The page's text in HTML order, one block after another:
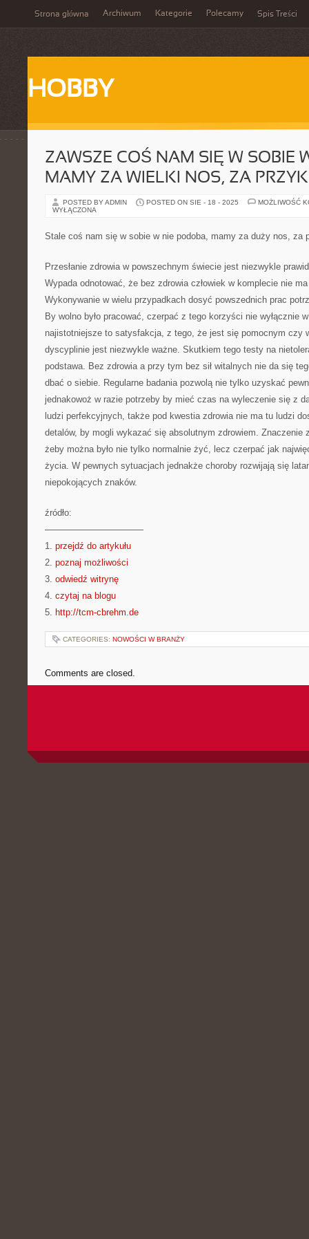
Strona główna Archiwum Kategorie Polecamy Spis Treści
HOBBY
ZAWSZE COŚ NAM SIĘ W SOBIE
MAMY ZA WIELKI NOS, ZA
POSTED BY ADMIN POSTED ON SIE - 18 - 2025
MOŻLIWOŚĆ
WYŁĄCZONA
Stale coś nam się w sobie w nie podoba, mamy za duży nos, za
Przesłanie zdrowia w powszechnym świecie jest niezwykle
Wypada odnotować, że bez zdrowia człowiek w komplecie nie
Wykonywanie w wielu przypadkach dosyć powszednich prac
By wolno było pracować, czerpać z tego korzyści nie wyłącznie
najistotniejsze to satysfakcja, z tego, że jest się pomocnym czy
dyscyplinie jest niezwykle ważne. Skutkiem tego testy na
podstawa. Bez zdrowia a przy tym bez sił witalnych nie da się
dbać o siebie. Regularne badania pozwolą nie tylko uzyskać
jednakowoż w razie potrzeby by mieć czas na wyleczenie się z
ludzi perfekcyjnych, także pod kwestia zdrowia nie ma tu ludzi
detalów, by mogli wykazać się absolutnym zdrowiem. Znaczenie
żeby można było nie tylko normalnie żyć, lecz czerpać jak
życia. W pewnych sytuacjach jednakże choroby rozwijają się
niepokojących znaków.
źródło:
———————————
1. przejdź do artykułu
2. poznaj możliwości
3. odwiedź witrynę
4. czytaj na blogu
5. http://tcm-cbrehm.de
CATEGORIES: NOWOŚCI W BRANŻY
Comments are closed.